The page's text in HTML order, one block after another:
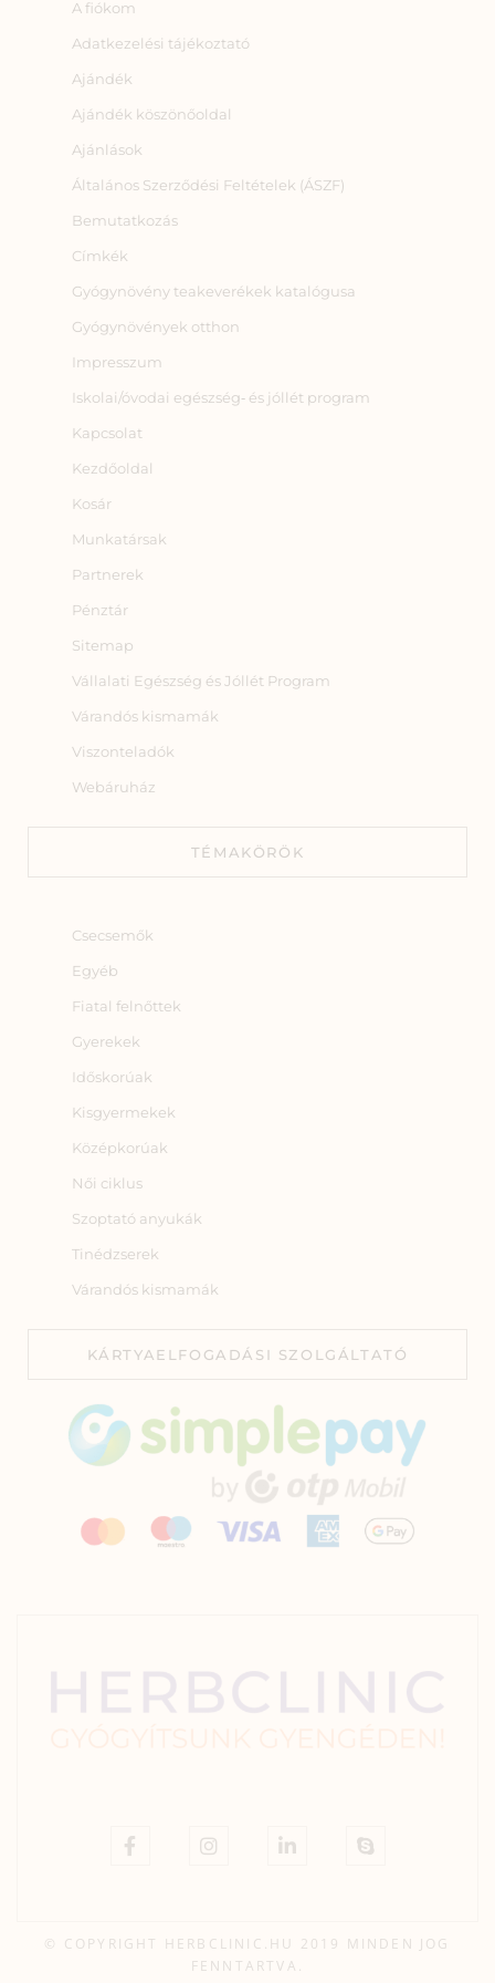
A fiókom
Adatkezelési tájékoztató
Ajándék
Ajándék köszönőoldal
Ajánlások
Általános Szerződési Feltételek (ÁSZF)
Bemutatkozás
Címkék
Gyógynövény teakeverékek katalógusa
Gyógynövények otthon
Impresszum
Iskolai/óvodai egészség‑ és jóllét program
Kapcsolat
Kezdőoldal
Kosár
Munkatársak
Partnerek
Pénztár
Sitemap
Vállalati Egészség és Jóllét Program
Várandós kismamák
Viszonteladók
Webáruház
TÉMAKÖRÖK
Csecsemők
Egyéb
Fiatal felnőttek
Gyerekek
Időskorúak
Kisgyermekek
Középkorúak
Női ciklus
Szoptató anyukák
Tinédzserek
Várandós kismamák
KÁRTYAELFOGADÁSI SZOLGÁLTATÓ
© COPYRIGHT HERBCLINIC.HU 2019 MINDEN JOG
FENNTARTVA.